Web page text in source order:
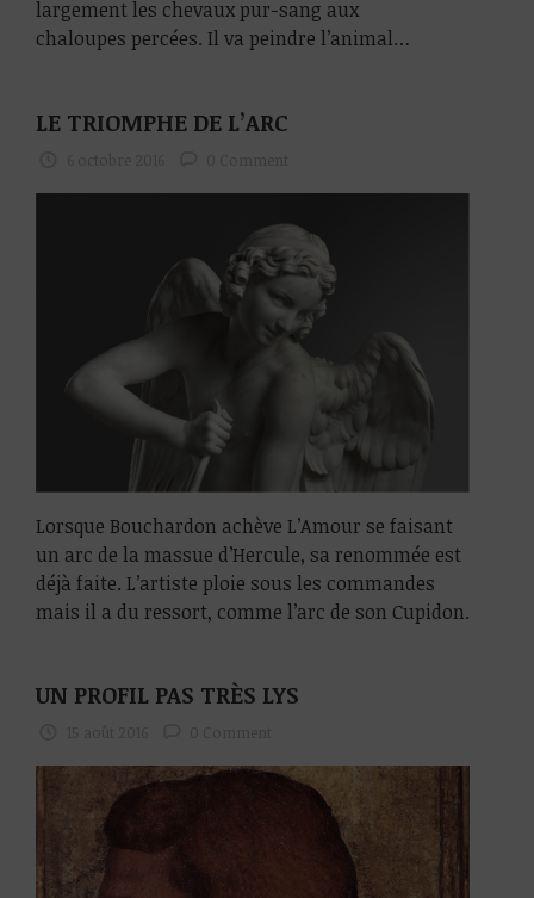
largement les chevaux pur-sang aux
chaloupes percées. Il va peindre l’animal…
LE TRIOMPHE DE L’ARC
Lorsque Bouchardon achève L’Amour se faisant
un arc de la massue d’Hercule, sa renommée est
déjà faite. L’artiste ploie sous les commandes
mais il a du ressort, comme l’arc de son Cupidon.
UN PROFIL PAS TRÈS LYS